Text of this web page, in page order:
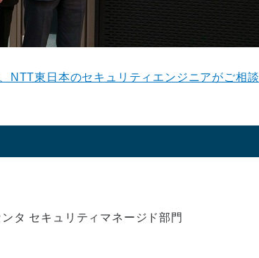
NTT東日本のセキュリティエンジニアがご相談
タ セキュリティマネージド部門